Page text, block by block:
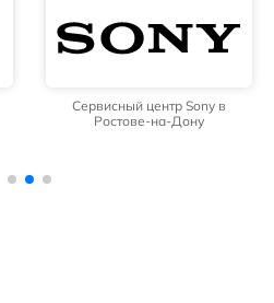
Сервисный центр Sony в
Ростове-на-Дону